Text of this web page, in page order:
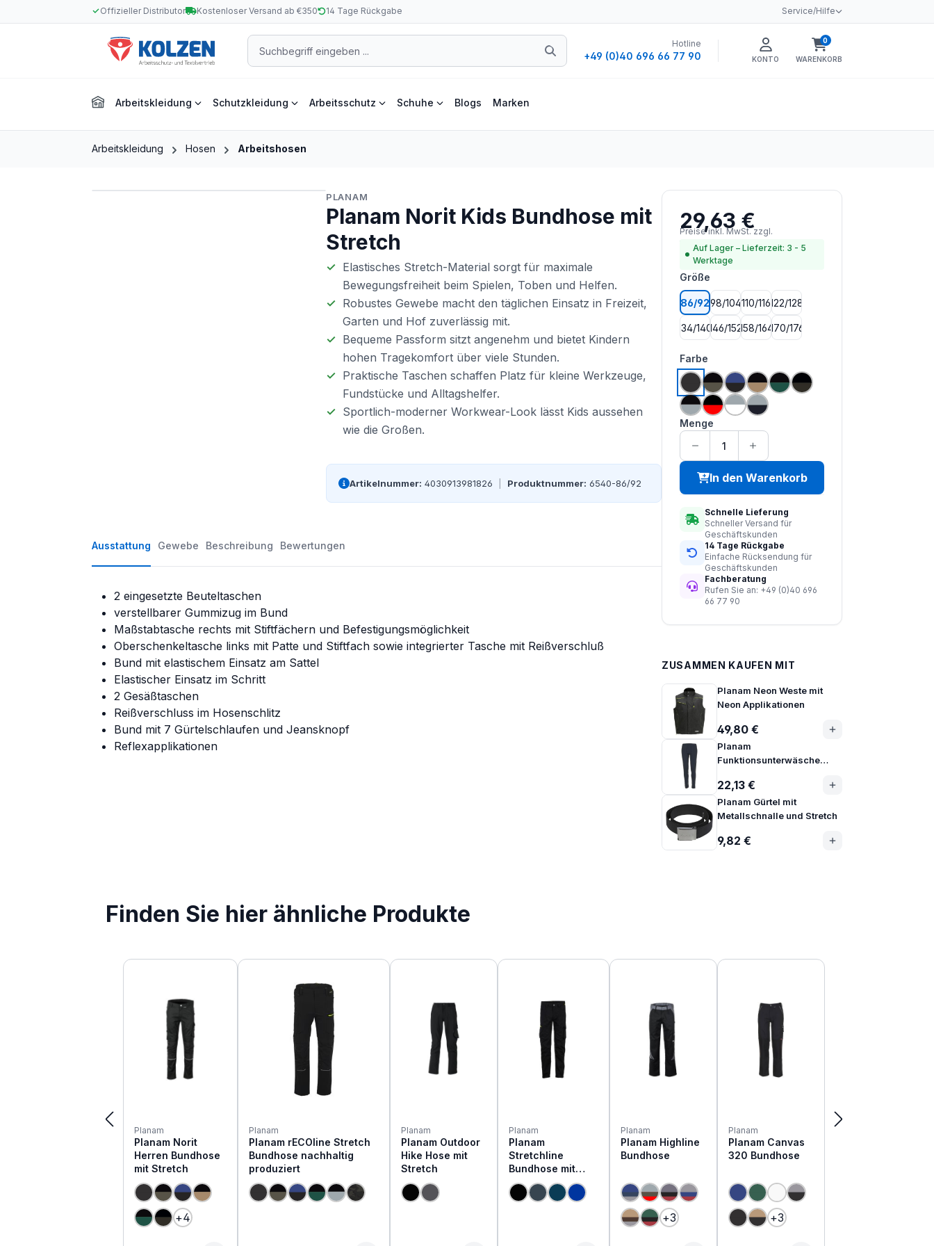
Hauptinhalt springen
Zur Suche springen
Zur Hauptnavigation springen
Offizieller Distributor Kostenloser Versand ab €350 14 Tage Rückgabe Service/Hilfe
Hotline
+49 (0)40 696 66 77 90 KONTO
0
WARENKORB
Warenkorb enthält
Arbeitskleidung Schutzkleidung Arbeitsschutz Schuhe Blogs Marken
Arbeitskleidung Hosen Arbeitshosen
PLANAM
Planam Norit Kids Bundhose mit
Stretch
Elastisches Stretch-Material sorgt für maximale
Bewegungsfreiheit beim Spielen, Toben und Helfen.
Robustes Gewebe macht den täglichen Einsatz in Freizeit,
Garten und Hof zuverlässig mit.
Bequeme Passform sitzt angenehm und bietet Kindern
hohen Tragekomfort über viele Stunden.
Praktische Taschen schaffen Platz für kleine Werkzeuge,
Fundstücke und Alltagshelfer.
Sportlich-moderner Workwear-Look lässt Kids aussehen
wie die Großen.
Artikelnummer: 4030913981826 Produktnummer: 6540-86/92
Ausstattung Gewebe Beschreibung Bewertungen
2 eingesetzte Beuteltaschen
verstellbarer Gummizug im Bund
Maßstabtasche rechts mit Stiftfächern und Befestigungsmöglichkeit
Oberschenkeltasche links mit Patte und Stiftfach sowie integrierter Tasche mit Reißverschluß
Bund mit elastischem Einsatz am Sattel
Elastischer Einsatz im Schritt
2 Gesäßtaschen
Reißverschluss im Hosenschlitz
Bund mit 7 Gürtelschlaufen und Jeansknopf
Reflexapplikationen
Regulärer Preis:
29,63 €
Preise inkl. MwSt. zzgl.
Versandkosten
Auf Lager – Lieferzeit: 3 - 5
Werktage
Größe
86/9298/104110/116122/128
134/140146/152158/164170/176
Farbe
schwarz | schwarz
schiefer | schwarz
kornblumenblau | schwarz
sand | schwarz
grün | schwarz
oliv | schwarz
zink | schwarz
rot | schwarz
weiß | zinkschwarzblau | zink
Menge
In den Warenkorb
Schnelle Lieferung
Schneller Versand für
Geschäftskunden
14 Tage Rückgabe
Einfache Rücksendung für
Geschäftskunden
Fachberatung
Rufen Sie an: +49 (0)40 696
66 77 90
ZUSAMMEN KAUFEN MIT
Planam Neon Weste mit
Neon Applikationen
49,80 €
Planam
Funktionsunterwäsche
22,13 €
Planam Gürtel mit
Metallschnalle und Stretch
9,82 €
Finden Sie hier ähnliche Produkte
Produktgalerie überspringen
Planam
Planam Norit
Herren Bundhose
mit Stretch
+4
Planam
Planam rECOline Stretch
Bundhose nachhaltig
produziert
Planam
Planam Outdoor
Hike Hose mit
Stretch
Planam
Planam
Stretchline
Bundhose mit
Stretch
Planam
Planam Highline
Bundhose
+3
Planam
Planam Canvas
320 Bundhose
+3